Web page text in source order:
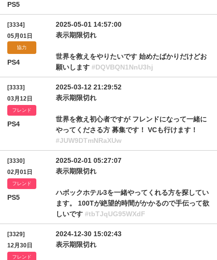
PS5
[3334]
05月01日
協力
PS4
2025-05-01 14:57:00
表示期限切れ
世界を救えをやりたいです 始めたばかりだけどお
願いします #DQVBQN1NnU3hj
[3333]
03月12日
フレンド
PS4
2025-03-12 21:29:52
表示期限切れ
世界を救え初心者ですが フレンドになって一緒に
やってくださる方 募集です！ VCも行けます！
#JUW9DTmNRaXUw
[3330]
02月01日
フレンド
PS5
2025-02-01 05:27:07
表示期限切れ
ハボックホテル3を一緒やってくれる方を探してい
ます。 100Tが絶望的時間がかかるので手伝って欲
しいです #tbTJqUG95WXdF
[3329]
12月30日
フレンド
2024-12-30 15:02:43
表示期限切れ